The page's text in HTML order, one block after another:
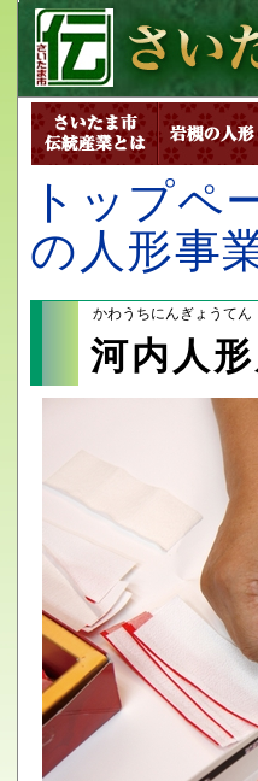
トップペ
の人形事
かわうちにんぎょうてん
河内人